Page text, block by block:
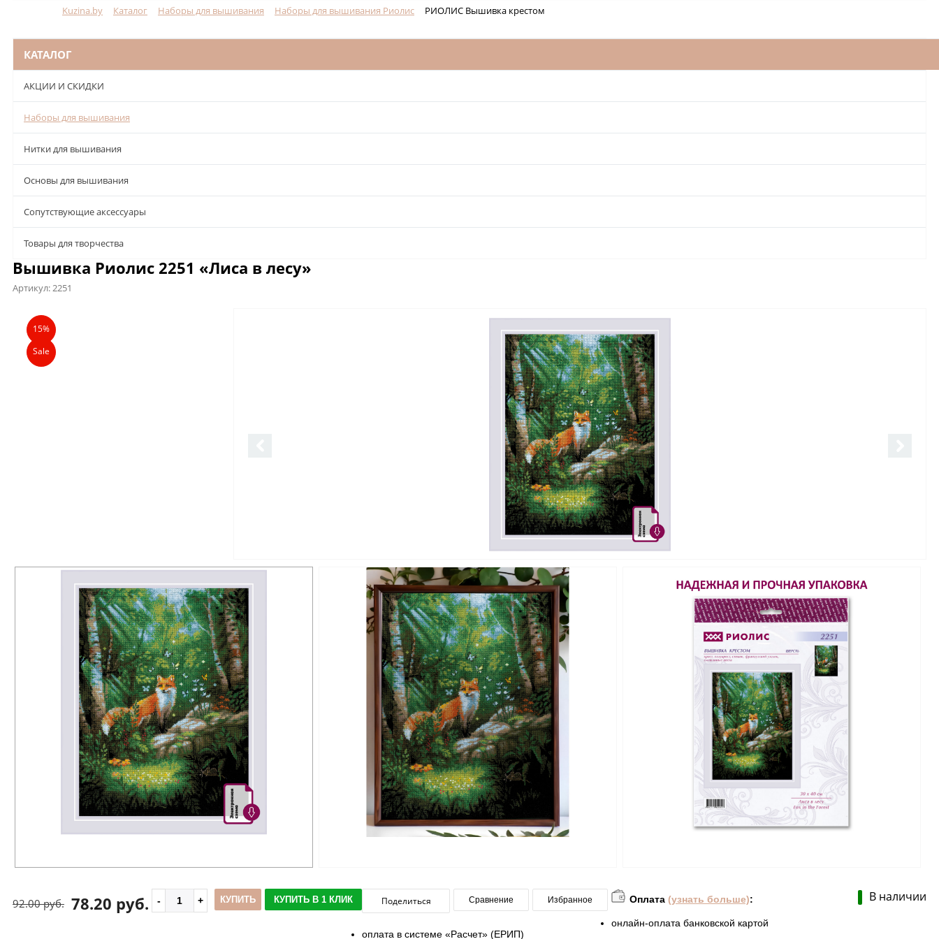
Kuzina.by Каталог Наборы для вышивания Наборы для вышивания Риолис РИОЛИС Вышивка крестом
КАТАЛОГ
АКЦИИ И СКИДКИ
Наборы для вышивания
Нитки для вышивания
Основы для вышивания
Сопутствующие аксессуары
Товары для творчества
Вышивка Риолис 2251 «Лиса в лесу»
Артикул:2251
Описание
15%
Sale
В наличии
78.20 руб.
92.00 руб. КУПИТЬ КУПИТЬ В 1 КЛИК Поделиться Сравнение Избранное Оплата (узнать больше):
онлайн-оплата банковской картой
оплата в системе «Расчет» (ЕРИП)